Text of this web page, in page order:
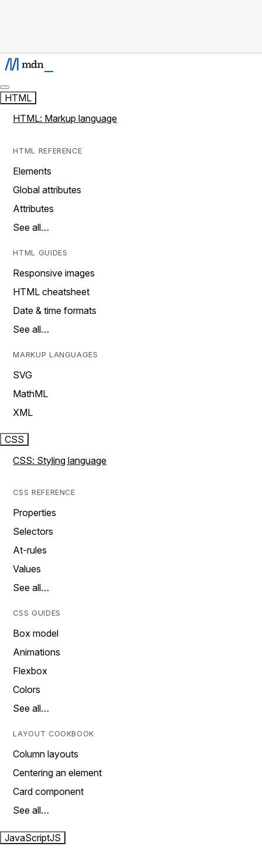
HTML
HTML: Markup language
HTML REFERENCE
Elements
Global attributes
Attributes
See all…
HTML GUIDES
Responsive images
HTML cheatsheet
Date & time formats
See all…
MARKUP LANGUAGES
SVG
MathML
XML
CSS
CSS: Styling language
CSS REFERENCE
Properties
Selectors
At-rules
Values
See all…
CSS GUIDES
Box model
Animations
Flexbox
Colors
See all…
LAYOUT COOKBOOK
Column layouts
Centering an element
Card component
See all…
JavaScriptJS